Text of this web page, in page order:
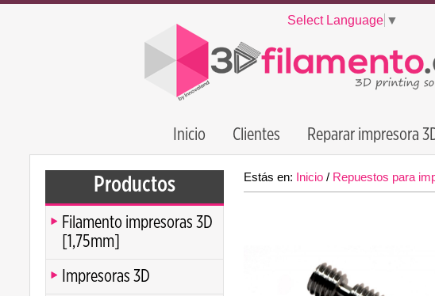
Select Language ▼
Inicio Clientes Reparar impresora
Productos
Filamento impresoras 3D
[1,75mm]
Impresoras 3D
Estás en: Inicio / Repuestos para